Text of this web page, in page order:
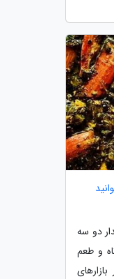
دو سه
و طعم